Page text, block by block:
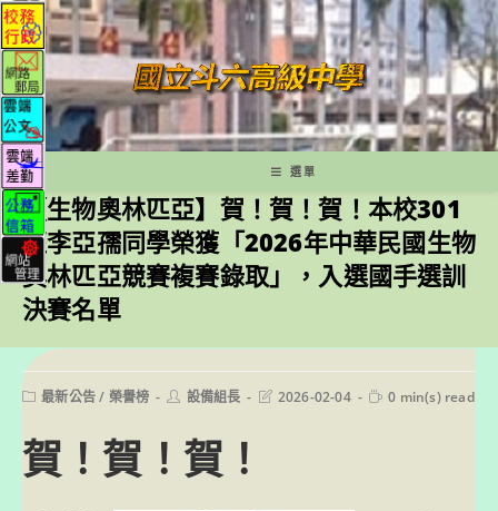
跳
轉
至
主
要
內
容
選單
【生物奧林匹亞】賀！賀！賀！本校301
班李亞孺同學榮獲「2026年中華民國生物
奧林匹亞競賽複賽錄取」，入選國手選訓
決賽名單
Post最新公告/ 榮譽榜
Post設備組長
Post2026-02-04
Reading
0 min(s) read
賀！賀！賀！